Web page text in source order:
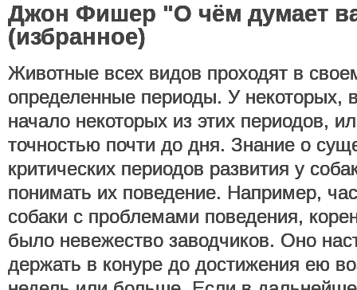
Джон Фишер "О чём думает
(избранное)
Животные всех видов проходят в
определенные периоды. У некоторых,
начало некоторых из этих периодов,
точностью почти до дня. Знание о
критических периодов развития у
понимать их поведение. Например,
собаки с проблемами поведения,
было невежество заводчиков. Оно
держать в конуре до достижения ею